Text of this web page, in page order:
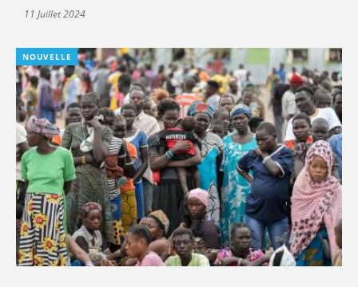
11 Juillet 2024
NOUVELLE